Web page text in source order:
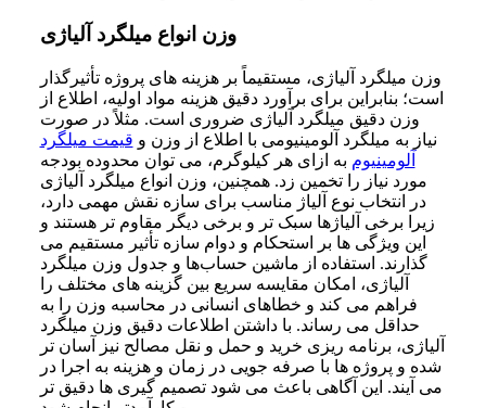
وزن انواع میلگرد آلیاژی
وزن میلگرد آلیاژی، مستقیماً بر هزینه های پروژه تأثیرگذار
است؛ بنابراین برای برآورد دقیق هزینه مواد اولیه، اطلاع از
وزن دقیق میلگرد آلیاژی ضروری است. مثلاً در صورت
نیاز به میلگرد آلومینیومی با اطلاع از وزن و قیمت میلگرد
آلومینیوم به ازای هر کیلوگرم، می توان محدوده بودجه
مورد نیاز را تخمین زد. همچنین، وزن انواع میلگرد آلیاژی
در انتخاب نوع آلیاژ مناسب برای سازه نقش مهمی دارد،
زیرا برخی آلیاژها سبک‌ تر و برخی دیگر مقاوم‌ تر هستند و
این ویژگی‌ ها بر استحکام و دوام سازه تأثیر مستقیم می‌
گذارند. استفاده از ماشین حساب‌ها و جدول‌ وزن میلگرد
آلیاژی، امکان مقایسه سریع بین گزینه‌ های مختلف را
فراهم می‌ کند و خطاهای انسانی در محاسبه وزن را به
حداقل می‌ رساند. با داشتن اطلاعات دقیق وزن میلگرد
آلیاژی، برنامه‌ ریزی خرید و حمل و نقل مصالح نیز آسان‌ تر
شده و پروژه‌ ها با صرفه‌ جویی در زمان و هزینه به اجرا در
می‌ آیند. این آگاهی باعث می‌ شود تصمیم‌ گیری‌ ها دقیق‌ تر